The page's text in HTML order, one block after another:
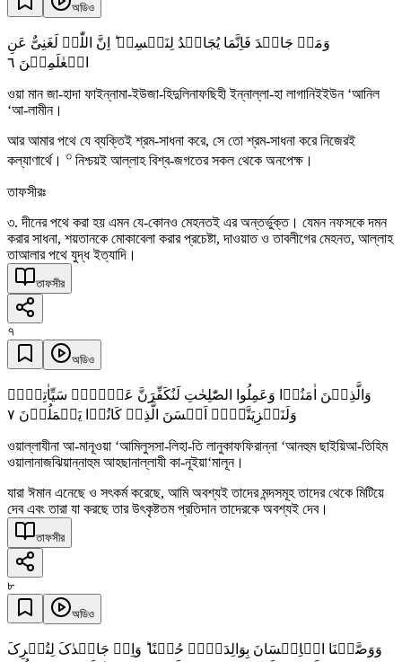
অডিও
وَمَنۡ جَاہَدَ فَاِنَّمَا یُجَاہِدُ لِنَفۡسِہٖ ؕ اِنَّ اللّٰہَ لَغَنِیٌّ عَنِ
الۡعٰلَمِیۡنَ ٦
ওয়া মান জা-হাদা ফাইন্নামা-ইউজা-হিদুলিনাফছিহী ইন্নাল্লা-হা লাগানিইইউন ‘আনিল
‘আ-লামীন।
আর আমার পথে যে ব্যক্তিই শ্রম-সাধনা করে, সে তো শ্রম-সাধনা করে নিজেরই
কল্যাণার্থে। ৩ নিশ্চয়ই আল্লাহ বিশ্ব-জগতের সকল থেকে অনপেক্ষ।
তাফসীরঃ
৩. দীনের পথে করা হয় এমন যে-কোনও মেহনতই এর অন্তর্ভুক্ত। যেমন নফসকে দমন
করার সাধনা, শয়তানকে মোকাবেলা করার প্রচেষ্টা, দাওয়াত ও তাবলীগের মেহনত, আল্লাহ
তাআলার পথে যুদ্ধ ইত্যাদি।
তাফসীর
৭
অডিও
وَالَّذِیۡنَ اٰمَنُوۡا وَعَمِلُوا الصّٰلِحٰتِ لَنُکَفِّرَنَّ عَنۡہُمۡ سَیِّاٰتِہِمۡ
وَلَنَجۡزِیَنَّہُمۡ اَحۡسَنَ الَّذِیۡ کَانُوۡا یَعۡمَلُوۡنَ ٧
ওয়াল্লাযীনা আ-মানূওয়া ‘আমিলুসসা-লিহা-তি লানুকাফফিরান্না ‘আনহুম ছাইয়িআ-তিহিম
ওয়ালানাজঝিয়ান্নাহুম আহছানাল্লাযী কা-নূইয়া‘মালূন।
যারা ঈমান এনেছে ও সৎকর্ম করেছে, আমি অবশ্যই তাদের মন্দসমূহ তাদের থেকে মিটিয়ে
দেব এবং তারা যা করছে তার উৎকৃষ্টতম প্রতিদান তাদেরকে অবশ্যই দেব।
তাফসীর
৮
অডিও
وَوَصَّیۡنَا الۡاِنۡسَانَ بِوَالِدَیۡہِ حُسۡنًا ؕ وَاِنۡ جَاہَدٰکَ لِتُشۡرِکَ